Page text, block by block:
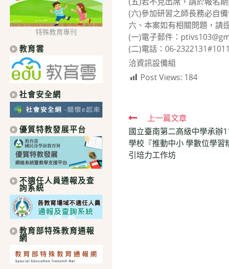
(六)參加研習之師長務必自
六、本案如有相關問題，請
(一)電子郵件：
(二)電話：06-
洽資訊設備組
Post Views: 184
Read
more
articles
上一篇文章
國立臺南第二高級中學承辦
學校『推動中小 學數位學
引培力工作坊
特殊教育專刊
教育雲
社會安全網
優質特教發展平台
不適任人員通報及查
詢系統
教育部特殊教育通報
網